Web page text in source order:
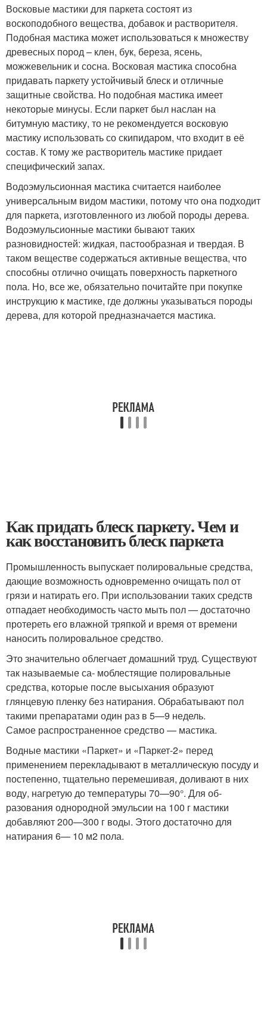
Восковые мастики для паркета состоят из
воскоподобного вещества, добавок и растворителя.
Подобная мастика может использоваться к множеству
древесных пород – клен, бук, береза, ясень,
можжевельник и сосна. Восковая мастика способна
придавать паркету устойчивый блеск и отличные
защитные свойства. Но подобная мастика имеет
некоторые минусы. Если паркет был наслан на
битумную мастику, то не рекомендуется восковую
мастику использовать со скипидаром, что входит в её
состав. К тому же растворитель мастике придает
специфический запах.
Водоэмульсионная мастика считается наиболее
универсальным видом мастики, потому что она подходит
для паркета, изготовленного из любой породы дерева.
Водоэмульсионные мастики бывают таких
разновидностей: жидкая, пастообразная и твердая. В
таком веществе содержаться активные вещества, что
способны отлично очищать поверхность паркетного
пола. Но, все же, обязательно почитайте при покупке
инструкцию к мастике, где должны указываться породы
дерева, для которой предназначается мастика.
Как придать блеск паркету. Чем и
как восстановить блеск паркета
Промышленность выпускает полировальные средства,
даю­щие возможность одновремен­но очищать пол от
грязи и на­тирать его. При использовании таких средств
отпадает необхо­димость часто мыть пол — до­статочно
протереть его влаж­ной тряпкой и время от време­ни
наносить полировальное средство.
Это значительно об­легчает домашний труд. Су­ществуют
так называемые са- моблестящие полировальные
средства, которые после высы­хания образуют
глянцевую пленку без натирания. Обраба­тывают пол
такими препарата­ми один раз в 5—9 недель.
Самое распространенное средство — мастика.
Водные мастики «Паркет» и «Паркет-2» перед
применени­ем перекладывают в металли­ческую посуду и
постепенно, тщательно перемешивая, доли­вают в них
воду, нагретую до температуры 70—90°. Для об­
разования однородной эмуль­сии на 100 г мастики
добавля­ют 200—300 г воды. Этого до­статочно для
натирания 6— 10 м2 пола.